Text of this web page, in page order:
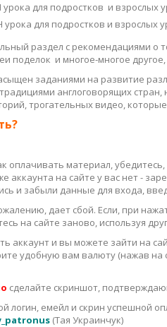
для подростков и взрослых
для подростков и взрослых
раздел с рекомендациями о
поделок и многое-многое
заданиями на развитие
англоговорящих
трогательных видео,
оплачивать материал,
аккаунта на сайте у вас нет -
и забыли данные для входа,
дает сбой. Если, при
на сайте заново, используя
аккаунт и вы можете зайти на
удобную вам валюту (нажав
сделайте скриншот,
логин, емейл и скрин успешной
(Тая Украинчук)